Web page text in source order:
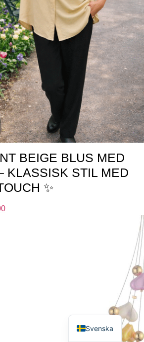
BEIGE BLUS MED
KLASSISK STIL MED
✨
Svenska
English